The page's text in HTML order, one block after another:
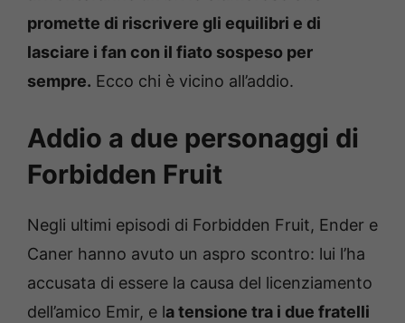
promette di riscrivere gli equilibri e di
lasciare i fan con il fiato sospeso per
sempre. Ecco chi è vicino all’addio.
Addio a due personaggi di
Forbidden Fruit
Negli ultimi episodi di Forbidden Fruit, Ender e
Caner hanno avuto un aspro scontro: lui l’ha
accusata di essere la causa del licenziamento
dell’amico Emir, e la tensione tra i due fratelli